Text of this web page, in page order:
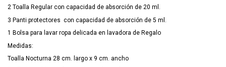
2 Toalla Regular con capacidad de absorción de 20 ml.
3 Panti protectores con capacidad de absorción de 5 ml.
1 Bolsa para lavar ropa delicada en lavadora de Regalo
Medidas:
Toalla Nocturna 28 cm. largo x 9 cm. ancho